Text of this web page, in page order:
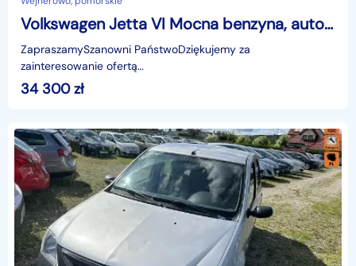
Volkswagen Jetta VI Mocna benzyna, automat ,nawigacja, światła dzienne, Isofix, USB, Aux
ZapraszamySzanowni PaństwoDziękujemy za
zainteresowanie ofertą
AutazEuropejskichSalonow.pl.czynne:pn-pt 9-18.sob 10-15.
Parkuje w Wejherowo,ul. Orzeszkowej 10,
34 300zł